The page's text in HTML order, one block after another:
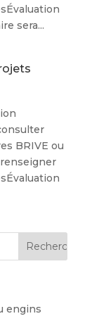
sera...
BRIVE ou
engins